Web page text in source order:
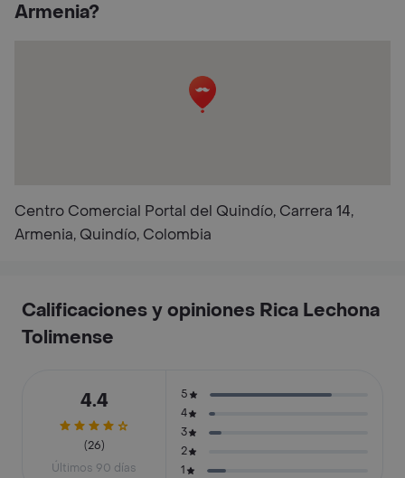
Armenia?
Centro Comercial Portal del Quindío, Carrera 14,
Armenia, Quindío, Colombia
Calificaciones y opiniones Rica Lechona
Tolimense
4.4
(26)
Últimos 90 días
5
4
3
2
1